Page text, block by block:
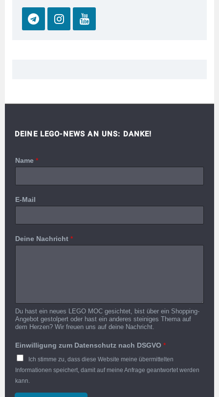
DEINE LEGO-NEWS AN UNS: DANKE!
Name *
E-Mail
Deine Nachricht *
Du hast ein neues LEGO MOC gesichtet, bist über ein Shopping-
Angebot gestolpert oder hast ein anderes steiniges Thema auf
dem Herzen? Wir freuen uns auf deine Nachricht.
Einwilligung zum Datenschutz nach DSGVO *
Ich stimme zu, dass diese Website meine übermittelten
Informationen speichert, damit auf meine Anfrage geantwortet werden
kann.